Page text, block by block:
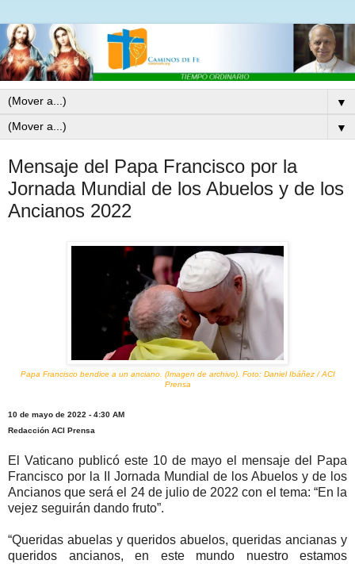
▼
▼
Mensaje del Papa Francisco por la
Jornada Mundial de los Abuelos y de los
Ancianos 2022
Papa Francisco bendice a un anciano. (Imagen de archivo). Foto: Daniel Ibáñez / ACI
Prensa
10 de mayo de 2022 - 4:30 AM
Redacción ACI Prensa
El Vaticano publicó este 10 de mayo el mensaje del Papa
Francisco por la II Jornada Mundial de los Abuelos y de los
Ancianos que será el 24 de julio de 2022 con el tema: “En la
vejez seguirán dando fruto”.
“Queridas abuelas y queridos abuelos, queridas ancianas y
queridos ancianos, en este mundo nuestro estamos